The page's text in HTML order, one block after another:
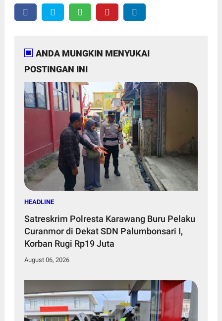
ANDA MUNGKIN MENYUKAI
POSTINGAN INI
HEADLINE
Satreskrim Polresta Karawang Buru Pelaku
Curanmor di Dekat SDN Palumbonsari I,
Korban Rugi Rp19 Juta
August 06, 2026